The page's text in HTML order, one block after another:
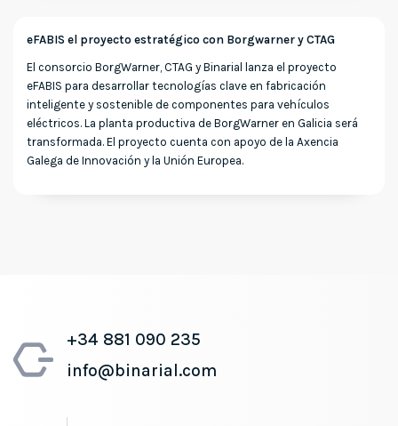
eFABIS el proyecto estratégico con Borgwarner y CTAG
El consorcio BorgWarner, CTAG y Binarial lanza el proyecto
eFABIS para desarrollar tecnologías clave en fabricación
inteligente y sostenible de componentes para vehículos
eléctricos. La planta productiva de BorgWarner en Galicia será
transformada. El proyecto cuenta con apoyo de la Axencia
Galega de Innovación y la Unión Europea.
+34 881 090 235
info@binarial.com